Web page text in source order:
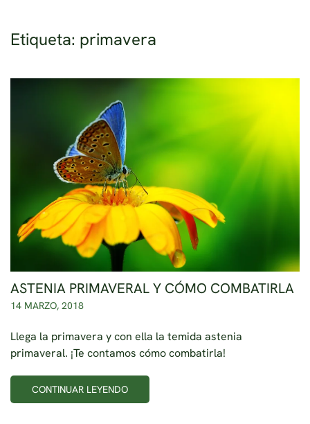
Ir al contenido principal
Etiqueta: primavera
ASTENIA PRIMAVERAL Y CÓMO COMBATIRLA
14 MARZO, 2018
Llega la primavera y con ella la temida astenia
primaveral. ¡Te contamos cómo combatirla!
CONTINUAR LEYENDO